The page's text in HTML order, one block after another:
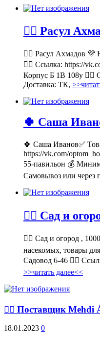
💁‍♂ Расул
💁‍♂ Расул Ахмадов
👉🏻 Ссылка: https://
Корпус Б 1В 108у 🚶‍♂
Доставка: ТК,
🍀 Саша
🍀 Саша Иванов✅
https://vk.com/
55-павильон 💰
Самовывоз или через
💁‍♂ Сад и
💁‍♂ Сад и огород ,
насекомых, товары
Садовод 6-46 👉🏻
>>читать далее<<
💁‍♂ Поставщик Mehdi
18.01.2023 0